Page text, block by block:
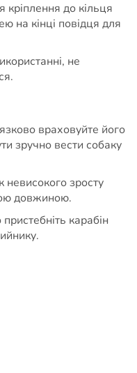
до кільця
на кінці повідця для
не
враховуйте його
зручно вести собаку
зросту
довжиною.
карабін